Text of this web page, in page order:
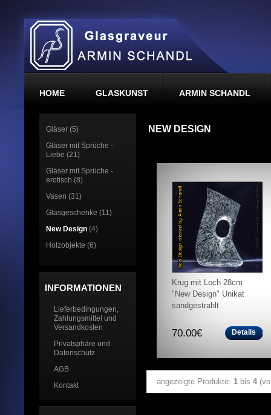
HOME GLASKUNST ARMIN SCHANDL
NEW DESIGN
Krug mit Loch 28cm
"New Design" Unikat
sandgestrahlt
70.00€ Details
angezeigte Produkte: 1 bis 4
Gläser (5)
Gläser mit Sprüche -
Liebe (21)
Gläser mit Sprüche -
erotisch (8)
Vasen (31)
Glasgeschenke (11)
New Design (4)
Holzobjekte (6)
INFORMATIONEN
Lieferbedingungen,
Zahlungsmittel und
Versandkosten
Privatsphäre und
Datenschutz
AGB
Kontakt